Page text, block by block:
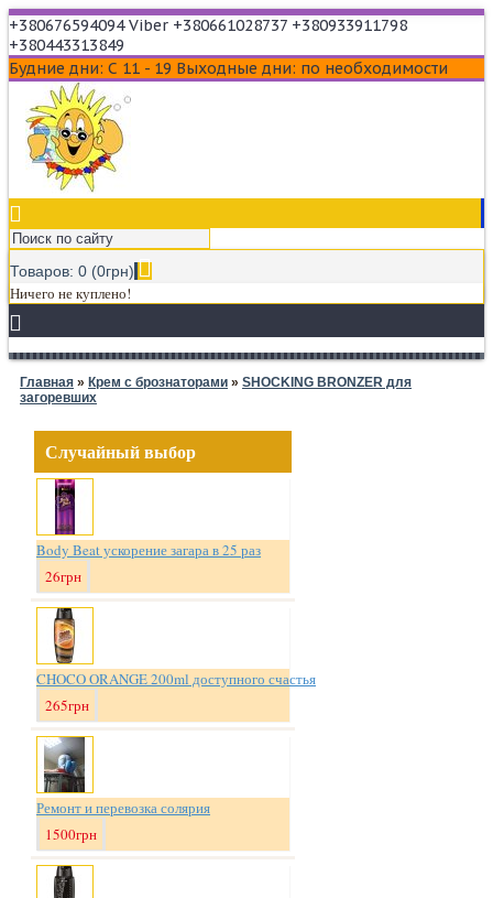
+380676594094 Viber +380661028737 +380933911798
+380443313849
Будние дни: С 11 - 19 Выходные дни: по необходимости
Товаров: 0 (0грн)
Ничего не куплено!
Главная » Крем с брознаторами » SHOCKING BRONZER для
загоревших
Случайный выбор
Body Beat ускорение загара в 25 раз
26грн
CHOCO ORANGE 200ml доступного счастья
265грн
Ремонт и перевозка солярия
1500грн